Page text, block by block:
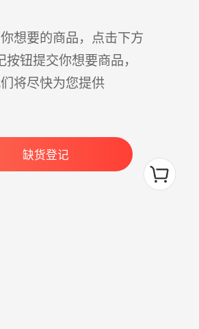
想要的商品，点击下方
按钮提交你想要商品，
将尽快为您提供
缺货登记